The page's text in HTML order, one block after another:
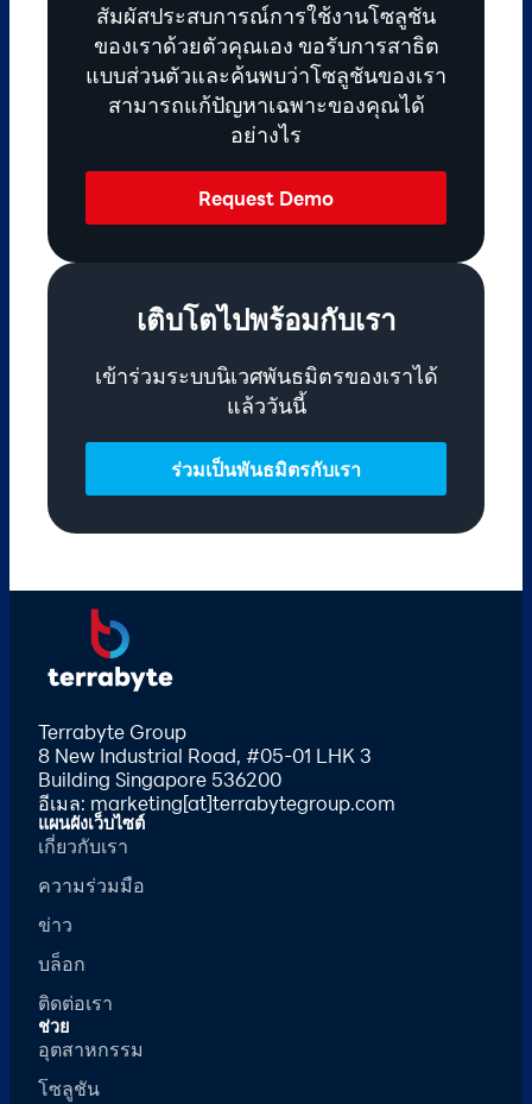
สัมผัสประสบการณ์การใช้งานโซลูชัน
ของเราด้วยตัวคุณเอง ขอรับการสาธิต
แบบส่วนตัวและค้นพบว่าโซลูชันของเรา
สามารถแก้ปัญหาเฉพาะของคุณได้
อย่างไร
Request Demo
เติบโตไปพร้อมกับเรา
เข้าร่วมระบบนิเวศพันธมิตรของเราได้
แล้ววันนี้
ร่วมเป็นพันธมิตรกับเรา
Terrabyte Group
8 New Industrial Road, #05-01 LHK 3
Building Singapore 536200
อีเมล: marketing[at]terrabytegroup.com
แผนผังเว็บไซต์
เกี่ยวกับเรา
ความร่วมมือ
ข่าว
บล็อก
ติดต่อเรา
ช่วย
อุตสาหกรรม
โซลูชัน